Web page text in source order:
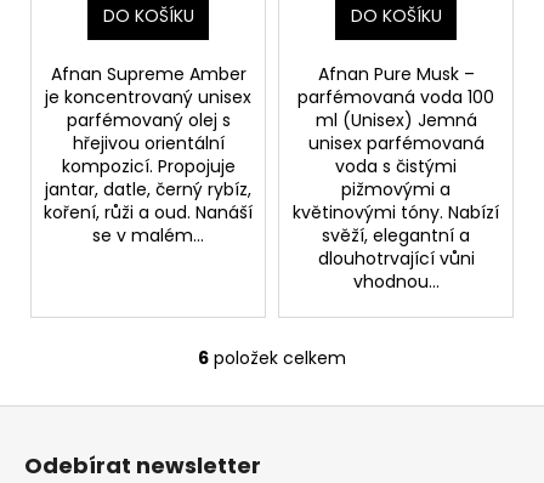
DO KOŠÍKU
Afnan Supreme Amber
je koncentrovaný unisex
parfémovaný olej s
hřejivou orientální
kompozicí. Propojuje
jantar, datle, černý rybíz,
koření, růži a oud. Nanáší
se v malém...
DO KOŠÍKU
Afnan Pure Musk –
parfémovaná voda 100
ml (Unisex) Jemná
unisex parfémovaná
voda s čistými
pižmovými a
květinovými tóny. Nabízí
svěží, elegantní a
dlouhotrvající vůni
vhodnou...
O
v
6 položek celkem
Odebírat newsletter